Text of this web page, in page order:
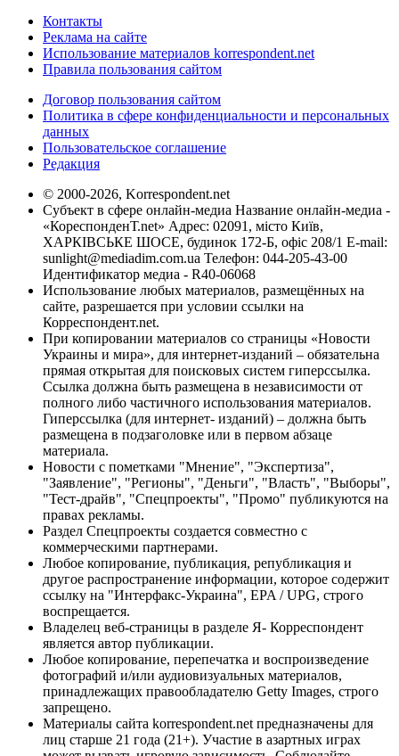
Контакты
Реклама на сайте
Использование материалов korrespondent.net
Правила пользования сайтом
Договор пользования сайтом
Политика в сфере конфиденциальности и персональных
данных
Пользовательское соглашение
Редакция
© 2000-2026, Korrespondent.net
Субъект в сфере онлайн-медиа Название онлайн-медиа -
«КореспонденТ.net» Адрес: 02091, місто Київ,
ХАРКІВСЬКЕ ШОСЕ, будинок 172-Б, офіс 208/1 E-mail:
sunlight@mediadim.com.ua Телефон: 044-205-43-00
Идентификатор медиа - R40-06068
Использование любых материалов, размещённых на
сайте, разрешается при условии ссылки на
Корреспондент.net.
При копировании материалов со страницы «Новости
Украины и мира», для интернет-изданий – обязательна
прямая открытая для поисковых систем гиперссылка.
Ссылка должна быть размещена в независимости от
полного либо частичного использования материалов.
Гиперссылка (для интернет- изданий) – должна быть
размещена в подзаголовке или в первом абзаце
материала.
Новости с пометками "Мнение", "Экспертиза",
"Заявление", "Регионы", "Деньги", "Власть", "Выборы",
"Тест-драйв", "Спецпроекты", "Промо" публикуются на
правах рекламы.
Раздел Спецпроекты создается совместно с
коммерческими партнерами.
Любое копирование, публикация, републикация и
другое распространение информации, которое содержит
ссылку на "Интерфакс-Украина", EPA / UPG, строго
воспрещается.
Владелец веб-страницы в разделе Я- Корреспондент
является автор публикации.
Любое копирование, перепечатка и воспроизведение
фотографий и/или аудиовизуальных материалов,
принадлежащих правообладателю Getty Images, строго
запрещено.
Материалы сайта korrespondent.net предназначены для
лиц старше 21 года (21+). Участие в азартных играх